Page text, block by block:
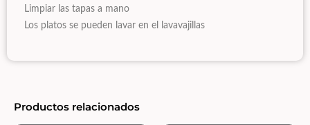
Limpiar las tapas a mano
Los platos se pueden lavar en el lavavajillas
Productos relacionados